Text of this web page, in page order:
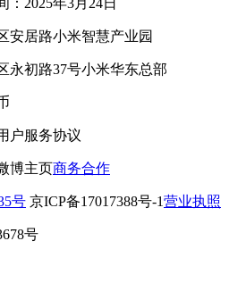
安居路小米智慧产业园
永初路37号小米华东总部
户服务协议
博主页商务合作
号 京ICP备17017388号-1营业执照
号